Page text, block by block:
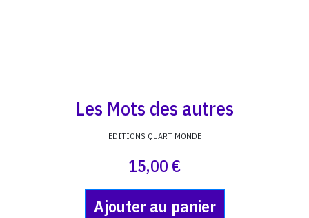
Les Mots des autres
EDITIONS QUART MONDE
15,00 €
Ajouter au panier